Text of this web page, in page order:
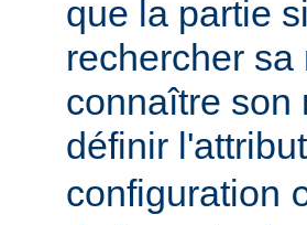
que la partie
rechercher sa
connaître son
définir l'attribut
configuration